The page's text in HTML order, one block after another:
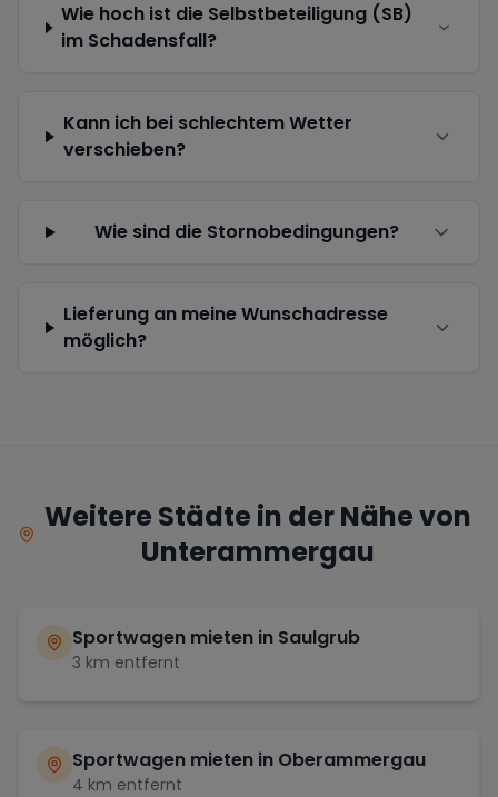
Wie hoch ist die Selbstbeteiligung (SB)
im Schadensfall?
Kann ich bei schlechtem Wetter
verschieben?
Wie sind die Stornobedingungen?
Lieferung an meine Wunschadresse
möglich?
Weitere Städte in der Nähe von
Unterammergau
Sportwagen mieten in Saulgrub
3 km entfernt
Sportwagen mieten in Oberammergau
4 km entfernt